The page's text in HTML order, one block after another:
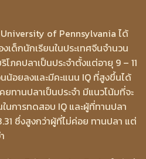
University of Pennsylvania ได้
เด็กนักเรียนในประเทศจีนจำนวน
ภคปลาเป็นประจำตั้งแต่อายุ 9 – 11
น้อยลงและมีคะแนน IQ ที่สูงขึ้นได้
ทานปลาเป็นประจำ มีแนวโน้มที่จะ
นการทดสอบ IQ และผู้ที่ทานปลา
ซึ่งสูงกว่าผู้ที่ไม่ค่อย ทานปลา แต่